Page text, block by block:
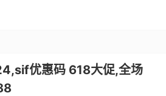
优惠码 618大促,全场